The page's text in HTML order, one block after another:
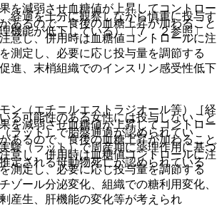
経過を十分に観察しながら慎重に投与す
機能が低下している）〔７．２参照〕。
る可能性のある女性には投与しないこと
ラット）で胎盤通過が認められてい
験（ラット）で周産期に薬理作用に基づ
定される母動物死亡が認められている
を減弱させ血糖値が上昇してコントロー
あるので、食後の血糖上昇が加わること
意し、併用時は血糖値コントロールに注
測定し、必要に応じ投与量を調節する
進、末梢組織でのインスリン感受性低下
ン（エチニルエストラジオール等）［経
を減弱させ血糖値が上昇してコントロー
あるので、食後の血糖上昇が加わること
意し、併用時は血糖値コントロールに注
測定し、必要に応じ投与量を調節する
ゾール分泌変化、組織での糖利用変化、
産生、肝機能の変化等が考えられ